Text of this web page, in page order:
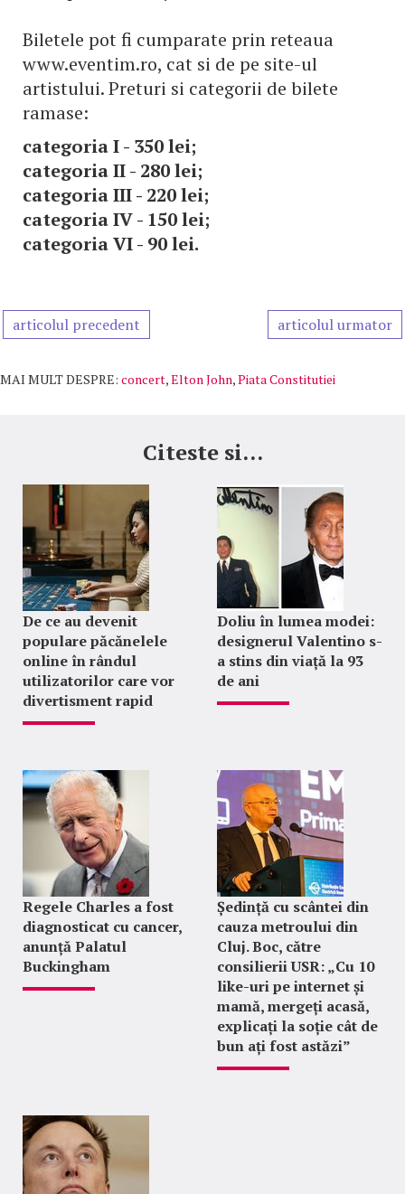
Biletele pot fi cumparate prin reteaua
www.eventim.ro, cat si de pe site-ul
artistului. Preturi si categorii de bilete
ramase:
categoria I - 350 lei;
categoria II - 280 lei;
categoria III - 220 lei;
categoria IV - 150 lei;
categoria VI - 90 lei.
articolul precedent articolul urmator
MAI MULT DESPRE: concert,Elton John,Piata Constitutiei
Citeste si...
De ce au devenit
populare păcănelele
online în rândul
utilizatorilor care vor
divertisment rapid
Doliu în lumea modei:
designerul Valentino s-
a stins din viață la 93
de ani
Regele Charles a fost
diagnosticat cu cancer,
anunță Palatul
Buckingham
Ședință cu scântei din
cauza metroului din
Cluj. Boc, către
consilierii USR: „Cu 10
like-uri pe internet și
mamă, mergeți acasă,
explicați la soție cât de
bun ați fost astăzi”